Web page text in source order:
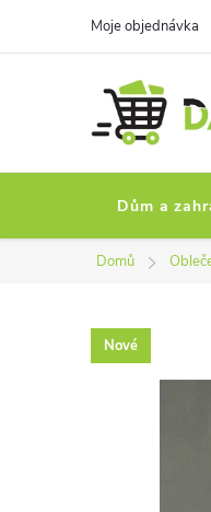
Moje objednávka
Dům a
Domů
Nové